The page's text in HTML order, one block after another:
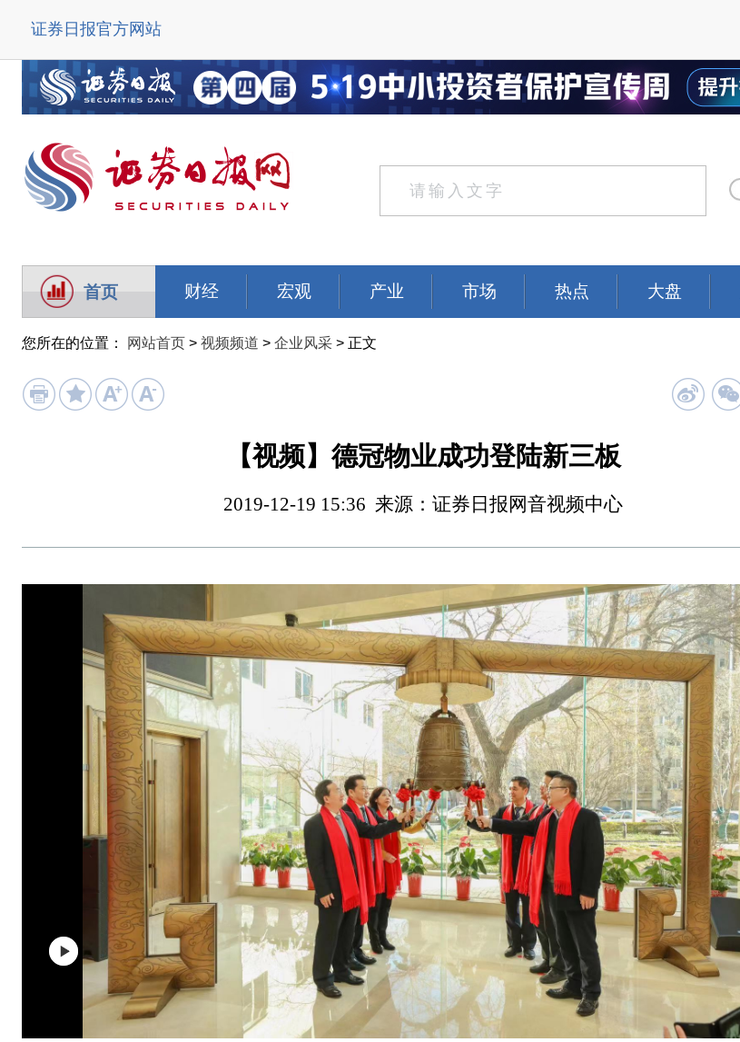
证券日报官方网站
首页 财经 宏观 产业 市场 热点 大盘
您所在的位置： 网站首页 > 视频频道 > 企业风采 > 正文
【视频】德冠物业成功登陆新三板
2019-12-19 15:36 来源：证券日报网音视频中心